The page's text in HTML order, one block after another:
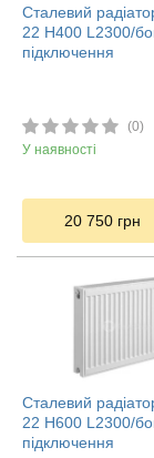
Сталевий
22 H400 L2300/
підключення
(0)
У наявності
20 750 грн
Сталевий
22 H600 L2300/
підключення